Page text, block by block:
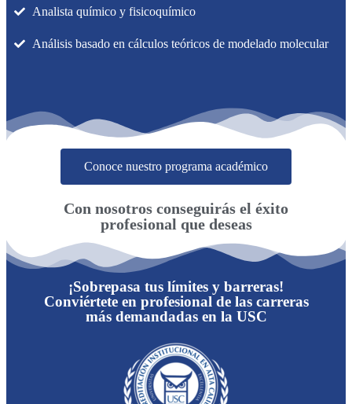
Analista químico y fisicoquímico
Análisis basado en cálculos teóricos de modelado molecular
Conoce nuestro programa académico
Con nosotros conseguirás el éxito
profesional que deseas
¡Sobrepasa tus límites y barreras!
Conviértete en profesional de las carreras
más demandadas en la USC